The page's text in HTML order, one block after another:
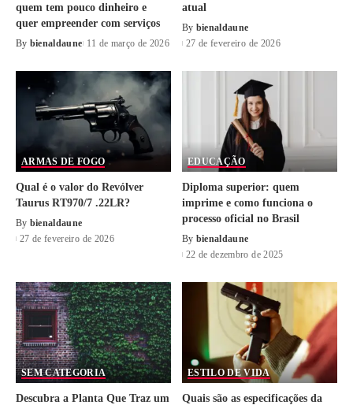
quem tem pouco dinheiro e
quer empreender com serviços
By bienaldaune 11 de março de 2026
atual
By bienaldaune
27 de fevereiro de 2026
ARMAS DE FOGO
Qual é o valor do Revólver
Taurus RT970/7 .22LR?
By bienaldaune
27 de fevereiro de 2026
EDUCAÇÃO
Diploma superior: quem
imprime e como funciona o
processo oficial no Brasil
By bienaldaune
22 de dezembro de 2025
SEM CATEGORIA
Descubra a Planta Que Traz um
ESTILO DE VIDA
Quais são as especificações da